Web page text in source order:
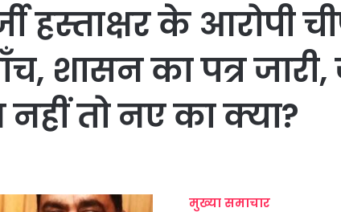
हस्ताक्षर के आरोपी
शासन का पत्र जारी,
नहीं तो नए का क्या?
मुख्या समाचार